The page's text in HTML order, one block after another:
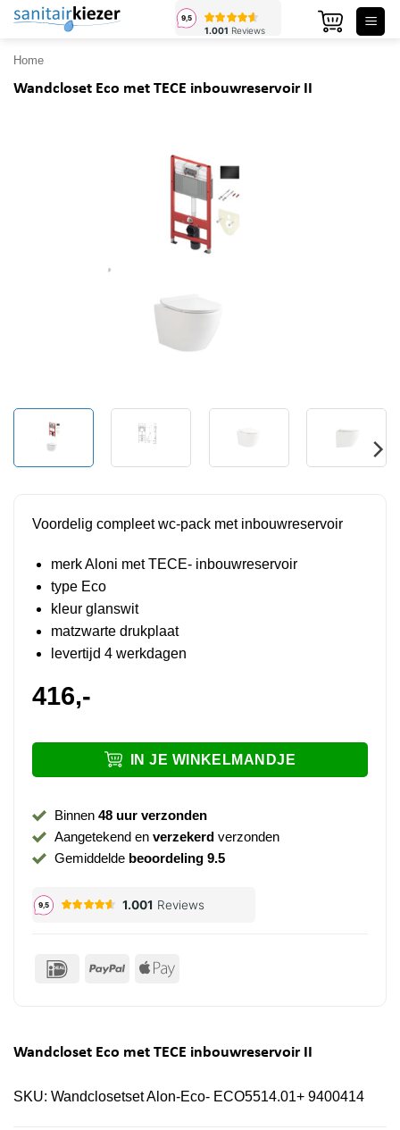
Ga
inhoud
Home
Wandcloset Eco met TECE inbouwreservoir II
Voordelig compleet wc-pack met inbouwreservoir
merk Aloni met TECE- inbouwreservoir
type Eco
kleur glanswit
matzwarte drukplaat
levertijd 4 werkdagen
416,-
IN JE WINKELMANDJE
Binnen 48 uur verzonden
Aangetekend en verzekerdverzonden
Gemiddelde beoordeling 9.5
IDeal PayPal Apple
Wandcloset Eco met TECE inbouwreservoir II
SKU: Wandclosetset Alon-Eco- ECO5514.01+ 9400414